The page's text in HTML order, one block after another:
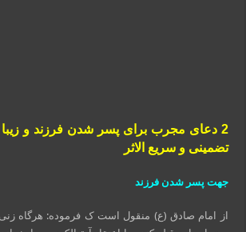
تضمینی و سریع الاثر
جهت پسر شدن فرزند
از امام صادق (ع) منقول است ک فرموده: هرگاه زنی